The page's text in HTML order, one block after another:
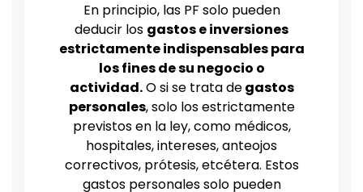
En principio, las PF solo pueden
deducir los gastos e inversiones
estrictamente indispensables para
los fines de su negocio o
actividad.O si se trata degastos
personales, solo los estrictamente
previstos en la ley, como médicos,
hospitales, intereses, anteojos
correctivos, prótesis, etcétera. Estos
gastos personales solo pueden